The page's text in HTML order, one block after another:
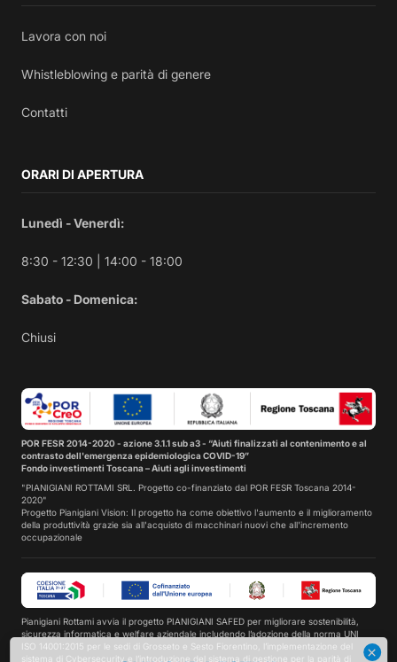
Lavora con noi
Whistleblowing e parità di genere
Contatti
ORARI DI APERTURA
Lunedì - Venerdì:
8:30 - 12:30 | 14:00 - 18:00
Sabato - Domenica:
Chiusi
POR FESR 2014-2020 - azione 3.1.1 sub a3 - “Aiuti finalizzati al contenimento e al
contrasto dell'emergenza epidemiologica COVID-19”
Fondo investimenti Toscana – Aiuti agli investimenti
"PIANIGIANI ROTTAMI SRL. Progetto co-finanziato dal POR FESR Toscana 2014-
2020"
Progetto Pianigiani Vision: Il progetto ha come obiettivo l'aumento e il miglioramento
della produttività grazie sia all'acquisto di macchinari nuovi che all'incremento
occupazionale
Pianigiani Rottami avvia il progetto PIANIGIANI SAFED per migliorare sostenibilità,
sicurezza informatica e welfare aziendale includendo l’adozione della norma UNI
ISO 14001:2015 per le sedi di Grosseto e Sesto Fiorentino, l’implementazione del
sistema di Cybersecurity e l’introduzione del sistema di gestione per la parità di